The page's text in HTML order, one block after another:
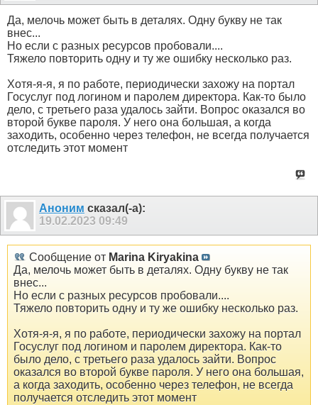
Да, мелочь может быть в деталях. Одну букву не так
внес...
Но если с разных ресурсов пробовали....
Тяжело повторить одну и ту же ошибку несколько раз.
Хотя-я-я, я по работе, периодически захожу на портал
Госуслуг под логином и паролем директора. Как-то было
дело, с третьего раза удалось зайти. Вопрос оказался во
второй букве пароля. У него она большая, а когда
заходить, особенно через телефон, не всегда получается
отследить этот момент
Аноним сказал(-а):
19.02.2023 09:49
Сообщение от Marina Kiryakina
Да, мелочь может быть в деталях. Одну букву не так
внес...
Но если с разных ресурсов пробовали....
Тяжело повторить одну и ту же ошибку несколько раз.
Хотя-я-я, я по работе, периодически захожу на портал
Госуслуг под логином и паролем директора. Как-то
было дело, с третьего раза удалось зайти. Вопрос
оказался во второй букве пароля. У него она большая,
а когда заходить, особенно через телефон, не всегда
получается отследить этот момент